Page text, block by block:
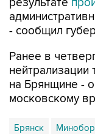
- сообщил
Ранее в
нейтрализации
на Брянщине -
московскому
Брянск